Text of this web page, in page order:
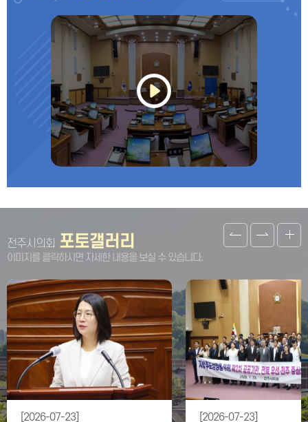
전주시의회 포토갤러리
이미지를 클릭하시면 자세한 내용을 보실 수 있습니다.
[2026-07-23] [2026-07-23]